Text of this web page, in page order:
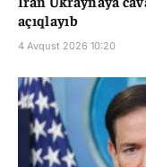
açıqlayıb
4 Avqust 2026 10:20